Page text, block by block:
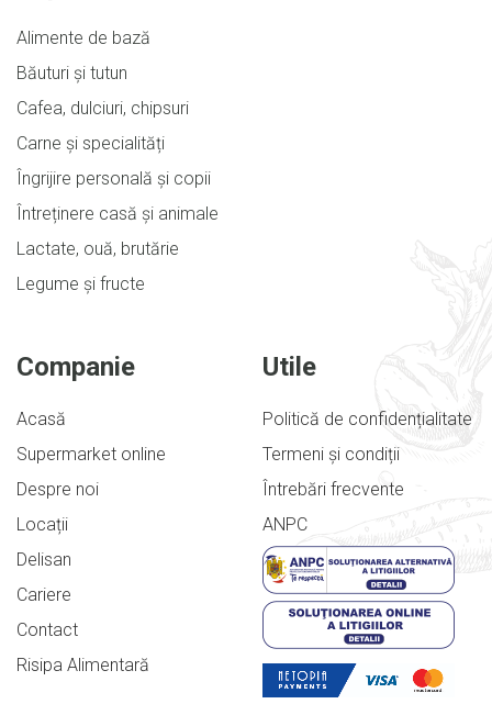
Alimente de bază
Băuturi și tutun
Cafea, dulciuri, chipsuri
Carne și specialități
Îngrijire personală și copii
Întreținere casă și animale
Lactate, ouă, brutărie
Legume și fructe
Companie
Acasă
Supermarket online
Despre noi
Locații
Delisan
Cariere
Contact
Risipa Alimentară
Utile
Politică de confidențialitate
Termeni și condiții
Întrebări frecvente
ANPC